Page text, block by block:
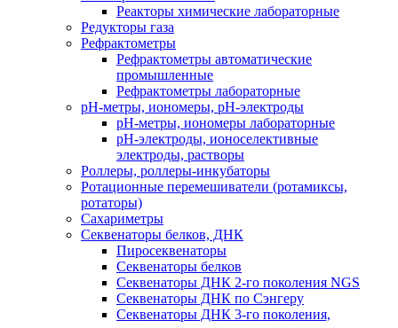
Реакторы химические лабораторные
Редукторы газа
Рефрактометры
Рефрактометры автоматические
промышленные
Рефрактометры лабораторные
рН-метры, иономеры, рН-электроды
рН-метры, иономеры лабораторные
рН-электроды, ионоселективные
электроды, растворы
Роллеры, роллеры-инкубаторы
Ротационные перемешиватели (ротамиксы,
ротаторы)
Сахариметры
Секвенаторы белков, ДНК
Пиросеквенаторы
Секвенаторы белков
Секвенаторы ДНК 2-го поколения NGS
Секвенаторы ДНК по Сэнгеру
Секвенаторы ДНК 3-го поколения,